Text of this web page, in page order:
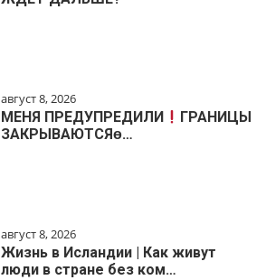
август 8, 2026
МЕНЯ ПРЕДУПРЕДИЛИ
ГРАНИЦЫ
ЗАКРЫВАЮТСЯɵ…
август 8, 2026
Жизнь в Исландии | Как живут
люди в стране без ком…